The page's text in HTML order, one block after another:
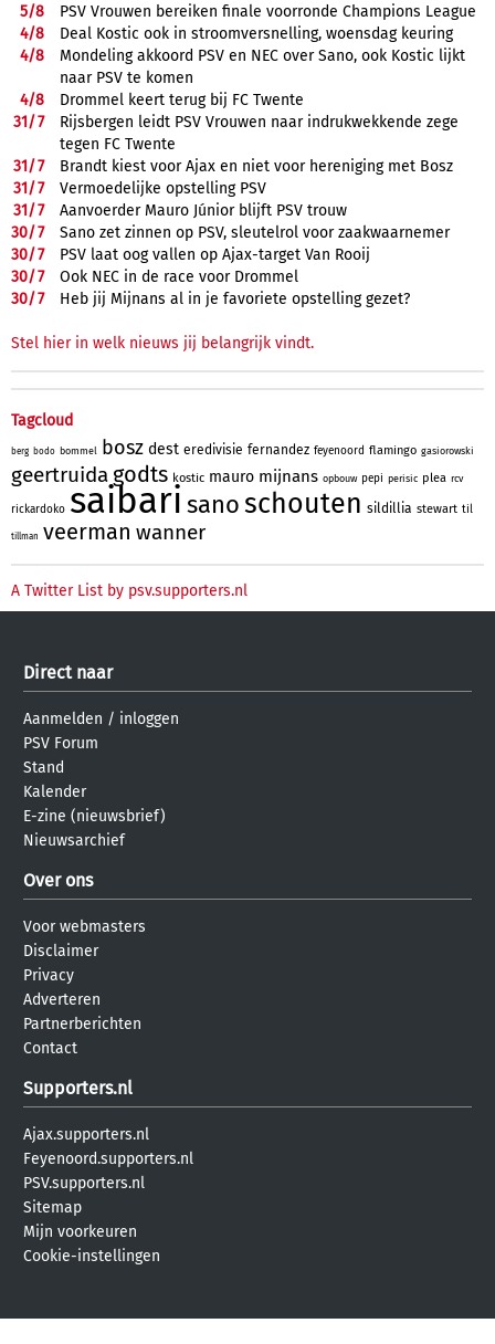
5/8
PSV Vrouwen bereiken finale voorronde Champions League
4/8
Deal Kostic ook in stroomversnelling, woensdag keuring
4/8
Mondeling akkoord PSV en NEC over Sano, ook Kostic lijkt
naar PSV te komen
4/8
Drommel keert terug bij FC Twente
31/7
Rijsbergen leidt PSV Vrouwen naar indrukwekkende zege
tegen FC Twente
31/7
Brandt kiest voor Ajax en niet voor hereniging met Bosz
31/7
Vermoedelijke opstelling PSV
31/7
Aanvoerder Mauro Júnior blijft PSV trouw
30/7
Sano zet zinnen op PSV, sleutelrol voor zaakwaarnemer
30/7
PSV laat oog vallen op Ajax-target Van Rooij
30/7
Ook NEC in de race voor Drommel
30/7 Heb jij Mijnans al in je favoriete opstelling gezet?
Stel hier in welk nieuws jij belangrijk vindt.
Tagcloud
berg bodo bommel bosz dest eredivisie fernandez feyenoord flamingo gasiorowski
geertruida godts kostic mauro mijnans opbouw pepi perisic plea rcv
rickardoko saibari sanoschouten sildillia stewart til
tillman veerman wanner
A Twitter List by psv.supporters.nl
Direct naar
Aanmelden / inloggen
PSV Forum
Stand
Kalender
E-zine (nieuwsbrief)
Nieuwsarchief
Over ons
Voor webmasters
Disclaimer
Privacy
Adverteren
Partnerberichten
Contact
Supporters.nl
Ajax.supporters.nl
Feyenoord.supporters.nl
PSV.supporters.nl
Sitemap
Mijn voorkeuren
Cookie-instellingen